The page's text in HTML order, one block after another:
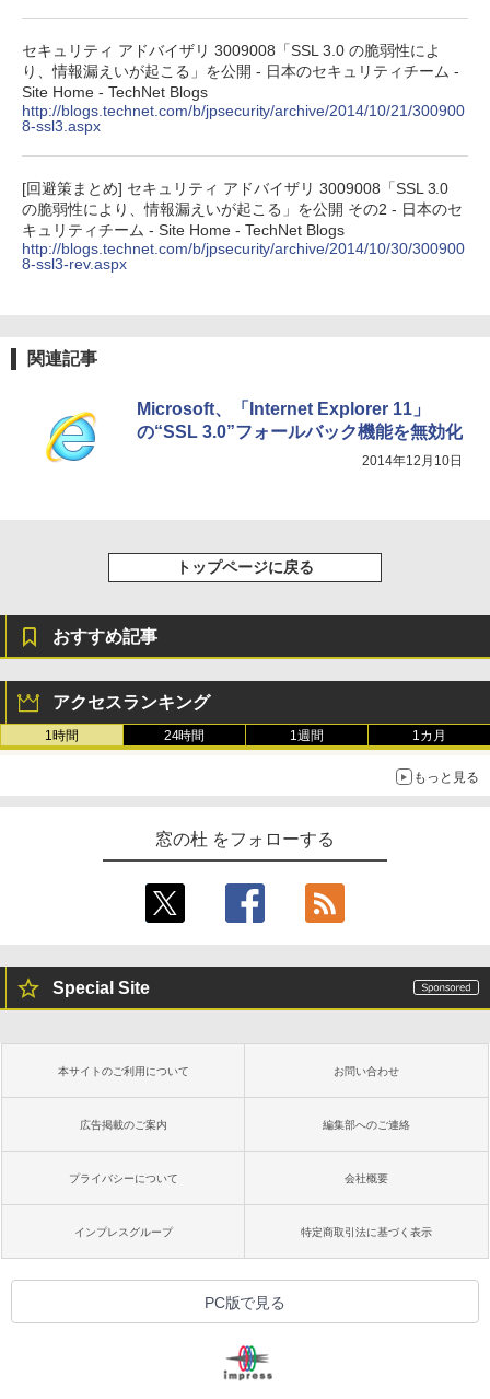
レージ、ノート機能搭載、明るさ自動調
整、色調調節ライト、プレミアムペン付
き、グラファイト
￥115,980
セキュリティ アドバイザリ 3009008「SSL 3.0 の脆弱性によ
り、情報漏えいが起こる」を公開 - 日本のセキュリティチーム -
Site Home - TechNet Blogs
http://blogs.technet.com/b/jpsecurity/archive/2014/10/21/300900
8-ssl3.aspx
[回避策まとめ] セキュリティ アドバイザリ 3009008「SSL 3.0
の脆弱性により、情報漏えいが起こる」を公開 その2 - 日本のセ
キュリティチーム - Site Home - TechNet Blogs
http://blogs.technet.com/b/jpsecurity/archive/2014/10/30/300900
8-ssl3-rev.aspx
関連記事
Microsoft、「Internet Explorer 11」
の“SSL 3.0”フォールバック機能を無効化
2014年12月10日
トップページに戻る
おすすめ記事
アクセスランキング
1時間 24時間 1週間 1カ月
もっと見る
窓の杜 をフォローする
Special Site
本サイトのご利用について お問い合わせ
広告掲載のご案内 編集部へのご連絡
プライバシーについて 会社概要
インプレスグループ 特定商取引法に基づく表示
PC版で見る